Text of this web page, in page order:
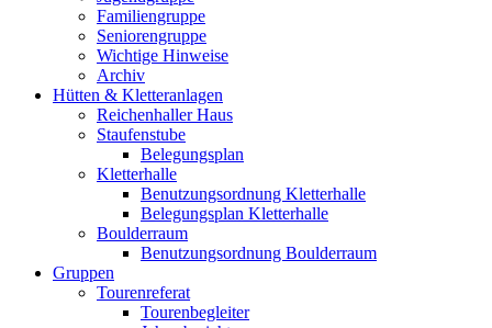
Familiengruppe
Seniorengruppe
Wichtige Hinweise
Archiv
Hütten & Kletteranlagen
Reichenhaller Haus
Staufenstube
Belegungsplan
Kletterhalle
Benutzungsordnung Kletterhalle
Belegungsplan Kletterhalle
Boulderraum
Benutzungsordnung Boulderraum
Gruppen
Tourenreferat
Tourenbegleiter